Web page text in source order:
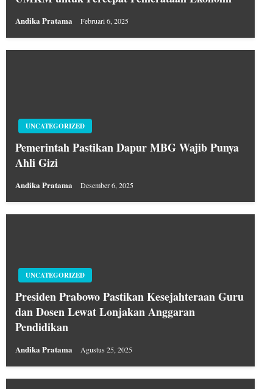
Andika Pratama Februari 6, 2025
UNCATEGORIZED
Pemerintah Pastikan Dapur MBG Wajib Punya
Ahli Gizi
Andika Pratama Desember 6, 2025
UNCATEGORIZED
Presiden Prabowo Pastikan Kesejahteraan Guru
dan Dosen Lewat Lonjakan Anggaran
Pendidikan
Andika Pratama Agustus 25, 2025